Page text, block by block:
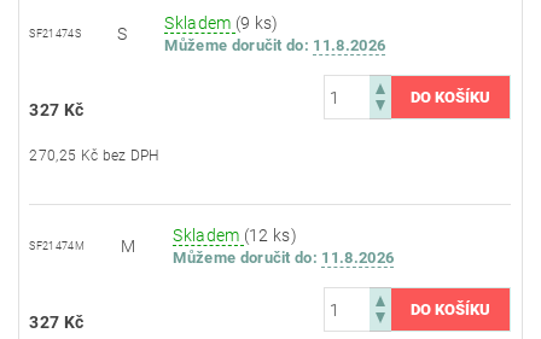
SF21474S S
Skladem (9 ks)
Můžeme doručit do: 11.8.2026
327 Kč
270,25 Kč bez DPH
SF21474M M
Skladem (12 ks)
Můžeme doručit do: 11.8.2026
327 Kč